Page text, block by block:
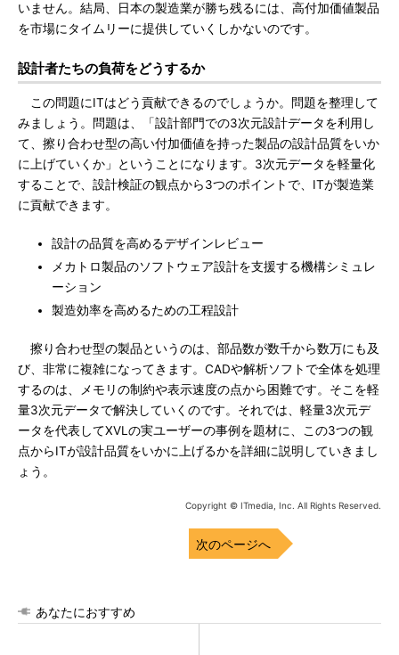
いません。結局、日本の製造業が勝ち残るには、高付加価値製品
を市場にタイムリーに提供していくしかないのです。
設計者たちの負荷をどうするか
この問題にITはどう貢献できるのでしょうか。問題を整理して
みましょう。問題は、「設計部門での3次元設計データを利用し
て、擦り合わせ型の高い付加価値を持った製品の設計品質をいか
に上げていくか」ということになります。3次元データを軽量化
することで、設計検証の観点から3つのポイントで、ITが製造業
に貢献できます。
設計の品質を高めるデザインレビュー
メカトロ製品のソフトウェア設計を支援する機構シミュレ
ーション
製造効率を高めるための工程設計
擦り合わせ型の製品というのは、部品数が数千から数万にも及
び、非常に複雑になってきます。CADや解析ソフトで全体を処理
するのは、メモリの制約や表示速度の点から困難です。そこを軽
量3次元データで解決していくのです。それでは、軽量3次元デ
ータを代表してXVLの実ユーザーの事例を題材に、この3つの観
点からITが設計品質をいかに上げるかを詳細に説明していきまし
ょう。
Copyright © ITmedia, Inc. All Rights Reserved.
次のページへ
あなたにおすすめ